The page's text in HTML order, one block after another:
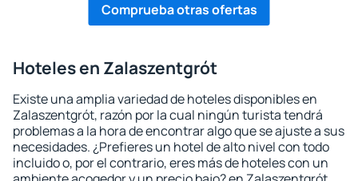
Comprueba otras ofertas
Hoteles en Zalaszentgrót
Existe una amplia variedad de hoteles disponibles en
Zalaszentgrót, razón por la cual ningún turista tendrá
problemas a la hora de encontrar algo que se ajuste a sus
necesidades. ¿Prefieres un hotel de alto nivel con todo
incluido o, por el contrario, eres más de hoteles con un